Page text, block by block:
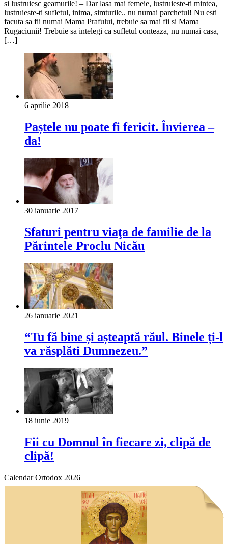
si lustruiesc geamurile! – Dar lasa mai femeie, lustruieste-ti mintea,
lustruieste-ti sufletul, inima, simturile.. nu numai parchetul! Nu esti
facuta sa fii numai Mama Prafului, trebuie sa mai fii si Mama
Rugaciunii! Trebuie sa intelegi ca sufletul conteaza, nu numai casa,
[…]
6 aprilie 2018
Paștele nu poate fi fericit. Învierea –
da!
30 ianuarie 2017
Sfaturi pentru viaţa de familie de la
Părintele Proclu Nicău
26 ianuarie 2021
“Tu fă bine și așteaptă răul. Binele ți-l
va răsplăti Dumnezeu.”
18 iunie 2019
Fii cu Domnul în fiecare zi, clipă de
clipă!
Calendar Ortodox 2026